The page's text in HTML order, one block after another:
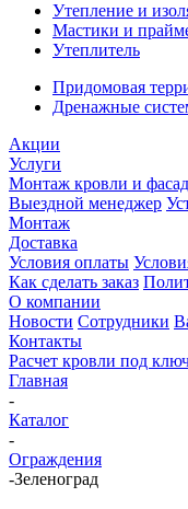
Утепление и
Мастики и
Утеплитель
Придомовая
Дренажные
Акции
Услуги
Монтаж кровли и
Выездной менеджер
Монтаж
Доставка
Условия оплаты
Как сделать заказ
О компании
Новости Сотрудники
Контакты
Расчет кровли под
Главная
-
Каталог
-
Ограждения
-Зеленоград